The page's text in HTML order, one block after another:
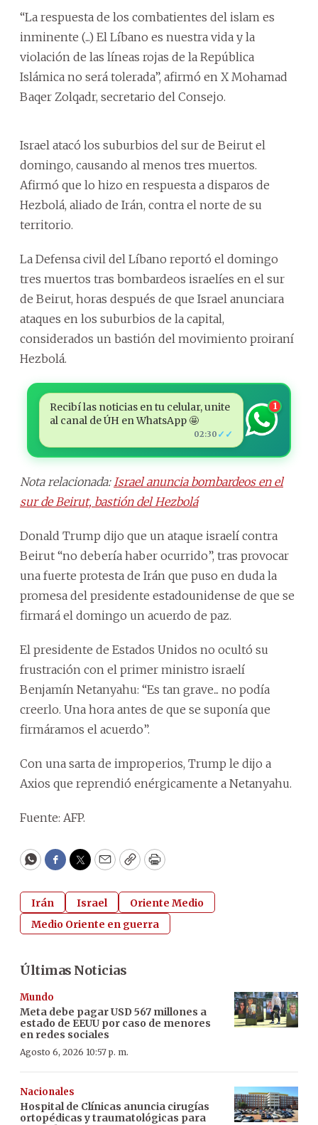
“La respuesta de los combatientes del islam es
inminente (...) El Líbano es nuestra vida y la
violación de las líneas rojas de la República
Islámica no será tolerada”, afirmó en X Mohamad
Baqer Zolqadr, secretario del Consejo.
Israel atacó los suburbios del sur de Beirut el
domingo, causando al menos tres muertos.
Afirmó que lo hizo en respuesta a disparos de
Hezbolá, aliado de Irán, contra el norte de su
territorio.
La Defensa civil del Líbano reportó el domingo
tres muertos tras bombardeos israelíes en el sur
de Beirut, horas después de que Israel anunciara
ataques en los suburbios de la capital,
considerados un bastión del movimiento proiraní
Hezbolá.
Recibí las noticias en tu celular, unite
al canal de ÚH en WhatsApp 🤩
02:30 ✓✓
1
Nota relacionada: Israel anuncia bombardeos en el
sur de Beirut, bastión del Hezbolá
Donald Trump dijo que un ataque israelí contra
Beirut “no debería haber ocurrido”, tras provocar
una fuerte protesta de Irán que puso en duda la
promesa del presidente estadounidense de que se
firmará el domingo un acuerdo de paz.
El presidente de Estados Unidos no ocultó su
frustración con el primer ministro israelí
Benjamín Netanyahu: “Es tan grave... no podía
creerlo. Una hora antes de que se suponía que
firmáramos el acuerdo”.
Con una sarta de improperios, Trump le dijo a
Axios que reprendió enérgicamente a Netanyahu.
Fuente: AFP.
WhatsApp
Facebook
Twitter
EmailCopyPrint
Irán Israel
Oriente Medio
Medio Oriente en guerra
Últimas Noticias
Mundo
Meta debe pagar USD 567 millones a
estado de EEUU por caso de menores
en redes sociales
Agosto 6, 2026 10:57 p. m.
Nacionales
Hospital de Clínicas anuncia cirugías
ortopédicas y traumatológicas para